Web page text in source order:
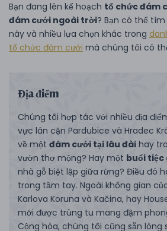
Bạn đang lên kế hoạch tổ chức đám
đám cưới ngoài trời? Bạn có thể
này và nhiều lựa chọn khác trong
tổ chức đám cưới mà chúng tôi có
Địa điểm
Chúng tôi hợp tác với nhiều địa
vực lân cận Pardubice và Hradec
về một đám cưới tại lâu đài hay
vườn thơ mộng? Hay một buổi tiệc
nhà gỗ biệt lập giữa rừng? Điều đó
trong tầm tay. Ngoài không gian
Karlova Koruna và Kačina, hay
mới được trùng tu mang đậm
Cộng hòa, chúng tôi cũng sẵn lòng